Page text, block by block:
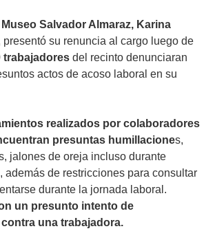
Salvador Almaraz, Karina
presentó su renuncia al cargo luego de
trabajadores del recinto denunciaran
actos de acoso laboral en su
realizados por colaboradores
presuntas humillaciones,
jalones de oreja incluso durante
además de restricciones para consultar
durante la jornada laboral.
un presunto intento de
una trabajadora.